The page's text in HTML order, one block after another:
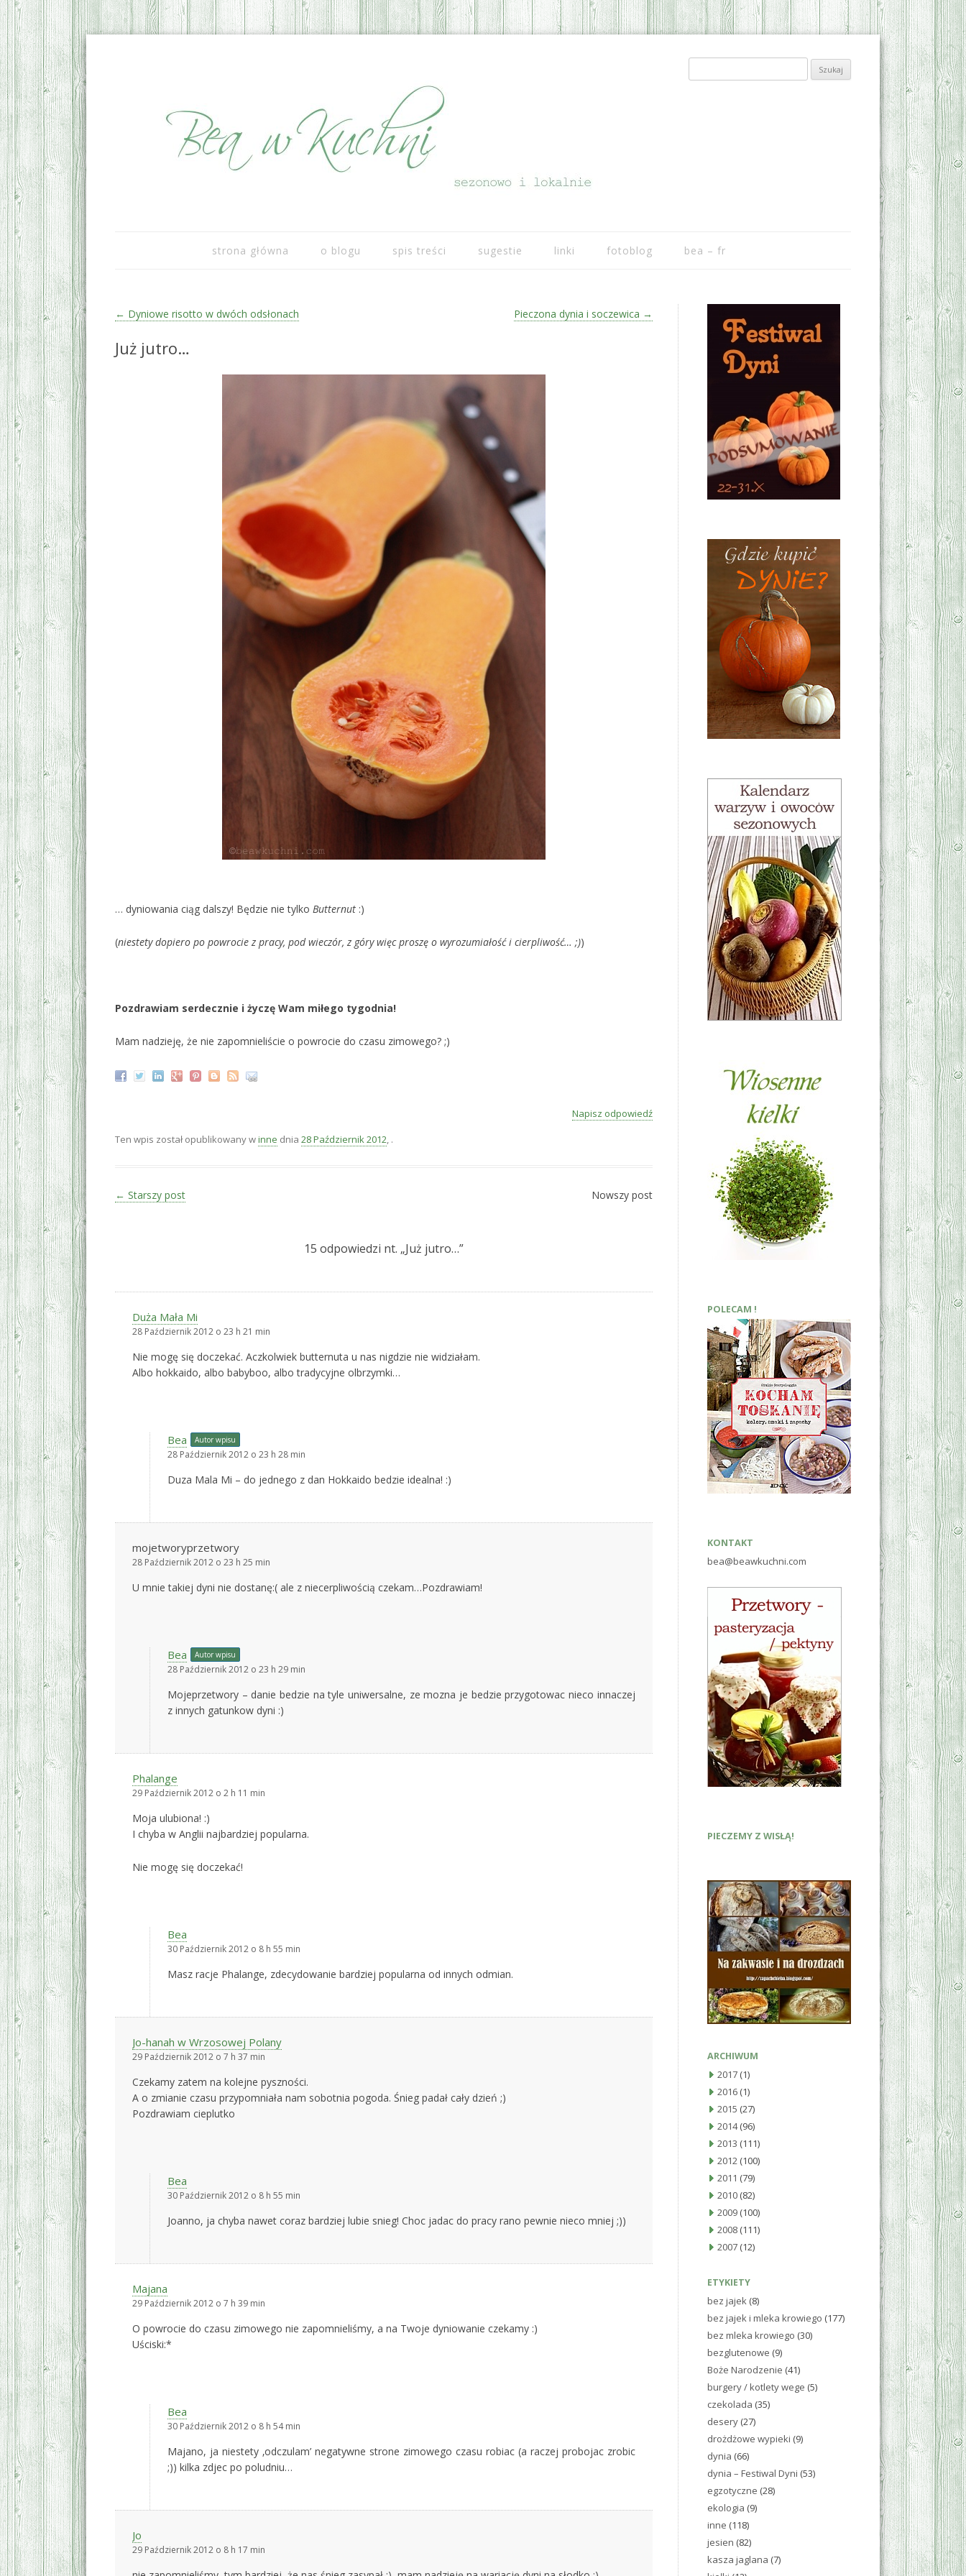
Szukaj:
strona główna
o blogu spis treści sugestie linki fotoblog bea – fr
Zobacz wpisy
← Dyniowe risotto w dwóch odsłonach Pieczona dynia i soczewica →
Już jutro…
… dyniowania ciąg dalszy! Będzie nie tylko Butternut :)
(niestety dopiero po powrocie z pracy, pod wieczór, z góry więc proszę o wyrozumiałość i cierpliwość… ;))
Pozdrawiam serdecznie i życzę Wam miłego tygodnia!
Mam nadzieję, że nie zapomnieliście o powrocie do czasu zimowego? ;)
Napisz odpowiedź
Ten wpis został opublikowany winne dnia 28 Październik 2012, .
Zobacz wpisy
← Starszy post Nowszy post
15 odpowiedzi nt. „Już jutro…”
Duża Mała Mi
28 Październik 2012 o 23 h 21 min
Nie mogę się doczekać. Aczkolwiek butternuta u nas nigdzie nie widziałam.
Albo hokkaido, albo babyboo, albo tradycyjne olbrzymki…
Bea Autor wpisu
28 Październik 2012 o 23 h 28 min
Duza Mala Mi – do jednego z dan Hokkaido bedzie idealna! :)
mojetworyprzetwory
28 Październik 2012 o 23 h 25 min
U mnie takiej dyni nie dostanę:( ale z niecerpliwością czekam…Pozdrawiam!
Bea Autor wpisu
28 Październik 2012 o 23 h 29 min
Mojeprzetwory – danie bedzie na tyle uniwersalne, ze mozna je bedzie przygotowac nieco innaczej
z innych gatunkow dyni :)
Phalange
29 Październik 2012 o 2 h 11 min
Moja ulubiona! :)
I chyba w Anglii najbardziej popularna.
Nie mogę się doczekać!
Bea
30 Październik 2012 o 8 h 55 min
Masz racje Phalange, zdecydowanie bardziej popularna od innych odmian.
Jo-hanah w Wrzosowej Polany
29 Październik 2012 o 7 h 37 min
Czekamy zatem na kolejne pyszności.
A o zmianie czasu przypomniała nam sobotnia pogoda. Śnieg padał cały dzień ;)
Pozdrawiam cieplutko
Bea
30 Październik 2012 o 8 h 55 min
Joanno, ja chyba nawet coraz bardziej lubie snieg! Choc jadac do pracy rano pewnie nieco mniej ;))
Majana
29 Październik 2012 o 7 h 39 min
O powrocie do czasu zimowego nie zapomnieliśmy, a na Twoje dyniowanie czekamy :)
Uściski:*
Bea
30 Październik 2012 o 8 h 54 min
Majano, ja niestety ‚odczulam’ negatywne strone zimowego czasu robiac (a raczej probojac zrobic
;)) kilka zdjec po poludniu…
Jo
29 Październik 2012 o 8 h 17 min
POLECAM !
KONTAKT
bea@beawkuchni.com
PIECZEMY Z WISŁĄ!
ARCHIWUM
2017 (1)
2016 (1)
2015 (27)
2014(96)
2013 (111)
2012 (100)
2011 (79)
2010 (82)
2009 (100)
2008 (111)
2007 (12)
ETYKIETY
bez jajek (8)
bez jajek i mleka krowiego (177)
bez mleka krowiego (30)
bezglutenowe (9)
Boże Narodzenie (41)
burgery / kotlety wege (5)
czekolada (35)
desery (27)
drożdżowe wypieki (9)
dynia (66)
dynia – Festiwal Dyni (53)
egzotyczne (28)
ekologia (9)
inne (118)
jesien (82)
kasza jaglana (7)